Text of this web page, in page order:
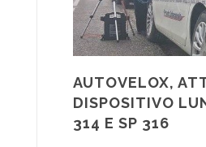
AUTOVELOX,
DISPOSITIVO
314 E SP 316